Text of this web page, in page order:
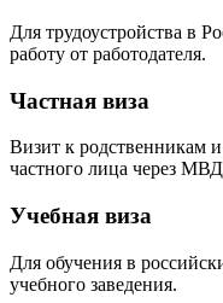
Для трудоустройства в
работу от работодателя.
Частная виза
Визит к родственникам
частного лица через
Учебная виза
Для обучения в
учебного заведения.